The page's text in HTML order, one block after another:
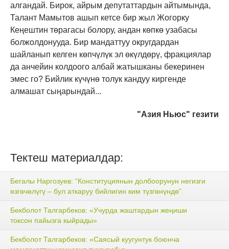
алгандай. Бирок, айрым депутаттардын айтымында,
Талант Мамытов ашып кетсе бир жыл Жогорку
Кеңештин төрагасы болору, андан көпкө узабасы
болжолдонууда. Бир мандаттуу округдардан
шайланып келген көпчүлүк эл өкүлдөрү, фракциялар
да анчейин колдоого албай жатышканы бекеринен
эмес го? Бийлик күчүнө толук кандуу киргенде
алмашат сыңарындай...
"Азия Ньюс" гезити
Тектеш материалдар:
Бегалы Наргозуев: “Конституциянын долбоорунун негизги
өзгөчөлүгү – бул аткаруу бийлигин ким түзгөнүндө”
Бекболот Талгарбеков: «Учурда жаштардын жеңиши
токсон пайызга кыйрады»
Бекболот Талгарбеков: «Саясый куугунтук боюнча